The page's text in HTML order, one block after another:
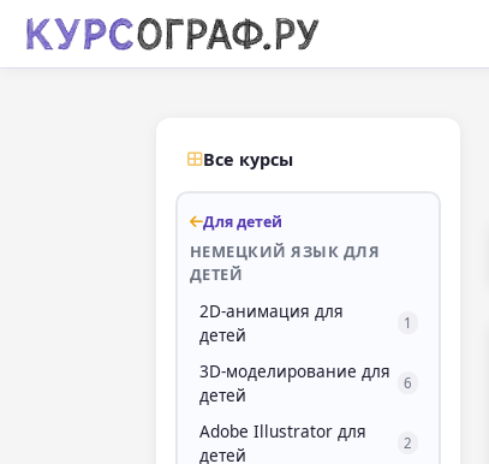
Все курсы
Для детей
НЕМЕЦКИЙ ЯЗЫК ДЛЯ
ДЕТЕЙ
2D-анимация для
детей
1
3D-моделирование для
детей
6
Adobe Illustrator для
детей
2